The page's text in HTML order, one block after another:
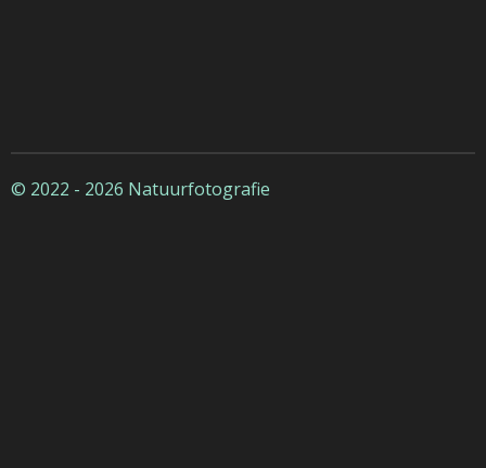
© 2022 - 2026 Natuurfotografie